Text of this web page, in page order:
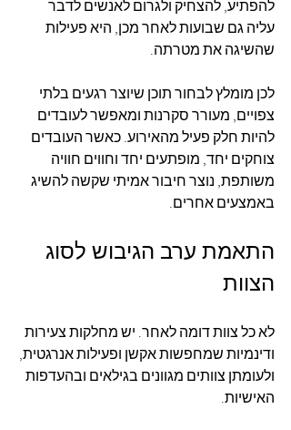
להפתיע, להצחיק ולגרום לאנשים לדבר
עליה גם שבועות לאחר מכן, היא פעילות
שהשיגה את מטרתה.
לכן מומלץ לבחור תוכן שיוצר רגעים בלתי
צפויים, מעורר סקרנות ומאפשר לעובדים
להיות חלק פעיל מהאירוע. כאשר העובדים
צוחקים יחד, מופתעים יחד וחווים חוויה
משותפת, נוצר חיבור אמיתי שקשה להשיג
באמצעים אחרים.
התאמת ערב הגיבוש לסוג
הצוות
לא כל צוות דומה לאחר. יש מחלקות צעירות
ודינמיות שמחפשות אקשן ופעילות אנרגטית,
ולעומתן צוותים מגוונים בגילאים ובהעדפות
האישיות.